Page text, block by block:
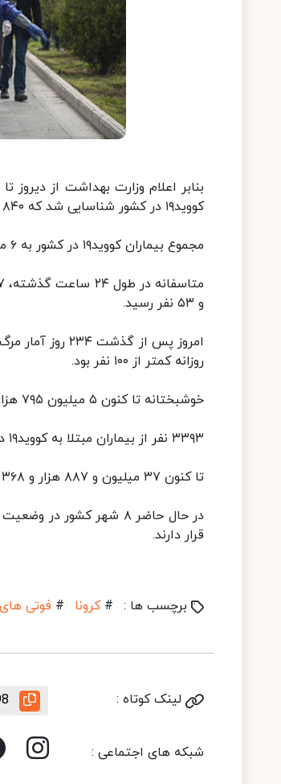
کووید۱۹ در کشور شناسایی شد که ۸۴۰ نفر از آنها بستری شدند.
مجموع بیماران کووید۱۹ در کشور به ۶ میلیون و ۸۲ هزار و ۸۶۵ نفر رسید.
و ۵۳ نفر رسید.
روزانه کمتر از ۱۰۰ نفر بود.
خوشبختانه تا کنون ۵ میلیون ۷۹۵ هزار و ۶۰ نفر از بیماران، بهبود یافته و یا از بیمارستانها ترخیص شده‌اند.
۳۳۹۳ نفر از بیماران مبتلا به کووید۱۹ در بخش های مراقبت های ویژه بیمارستان‌ها تحت مراقبت قرار دارند.
تا کنون ۳۷ میلیون و ۸۸۷ هزار و ۳۶۸ آزمایش تشخیص کووید۱۹ در کشور انجام شده است.
قرار دارند.
برچسب ها : # کرونا # فوتی های
لینک کوتاه :
شبکه های اجتماعی :